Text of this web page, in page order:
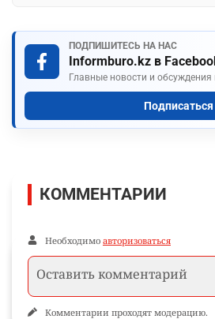
ПОДПИШИТЕСЬ НА НАС
Informburo.kz в
Главные новости и обсуждения
Подписаться
КОММЕНТАРИИ
Необходимо авторизоваться
Комментарии проходят модерацию.